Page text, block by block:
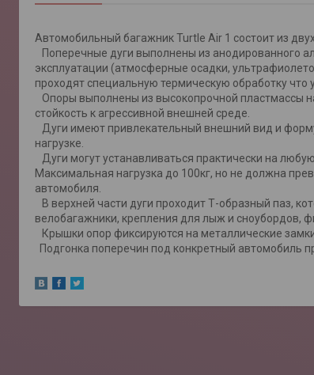
Автомобильный багажник Turtle Air 1 состоит из
Поперечные дуги выполнены из анодированного
эксплуатации (атмосферные осадки,
проходят специальную термическую обработку что
Опоры выполнены из высокопрочной пластмассы
стойкость к агрессивной внешней среде.
Дуги имеют привлекательный внешний вид и
нагрузке.
Дуги могут устанавливаться практически на
Максимальная нагрузка до 100кг, но не должна
автомобиля.
В верхней части дуги проходит Т-образный паз,
велобагажники, крепления для лыж и сноубордов,
Крышки опор фиксируются на металлические
Подгонка поперечин под конкретный автомобиль